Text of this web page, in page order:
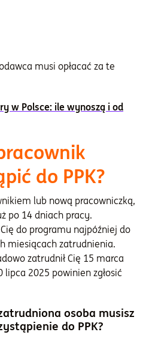
musi opłacać za te
w Polsce: ile wynoszą i od
do PPK?
lub nową pracowniczką,
po 14 dniach pracy.
do programu najpóźniej do
miesiącach zatrudnienia.
zatrudnił Cię 15 marca
2025 powinien zgłosić
osoba musisz
do PPK?